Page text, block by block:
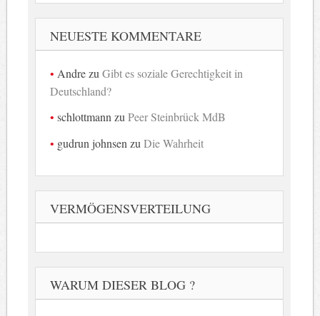
NEUESTE KOMMENTARE
AndrezuGibt es soziale Gerechtigkeit in
Deutschland?
schlottmann zuPeer Steinbrück MdB
gudrun johnsen zuDie Wahrheit
VERMÖGENSVERTEILUNG
WARUM DIESER BLOG ?